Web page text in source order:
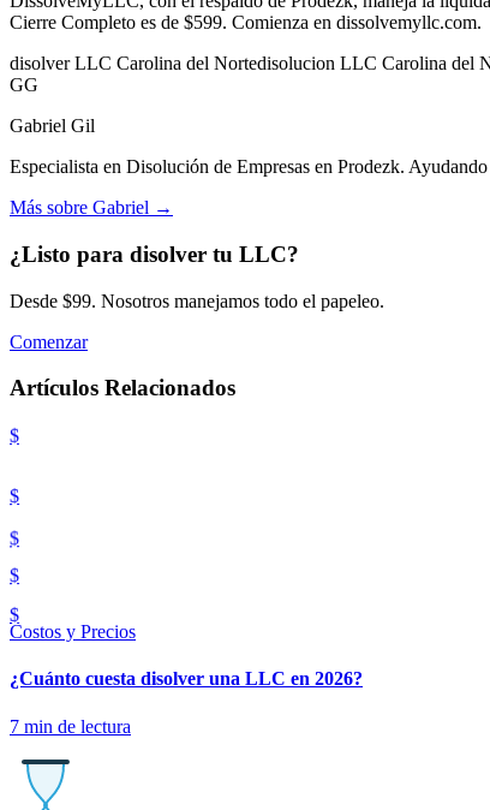
Cierre Completo es de $599. Comienza en dissolvemyllc.com.
disolver LLC Carolina del Nortedisolucion LLC Carolina del
GG
Gabriel Gil
Especialista en Disolución de Empresas en Prodezk.
Más sobre Gabriel →
¿Listo para disolver tu LLC?
Desde $99. Nosotros manejamos todo el papeleo.
Comenzar
Artículos Relacionados
$
$
$
Costos y Precios
¿Cuánto cuesta disolver una LLC en 2026?
7 min de lectura